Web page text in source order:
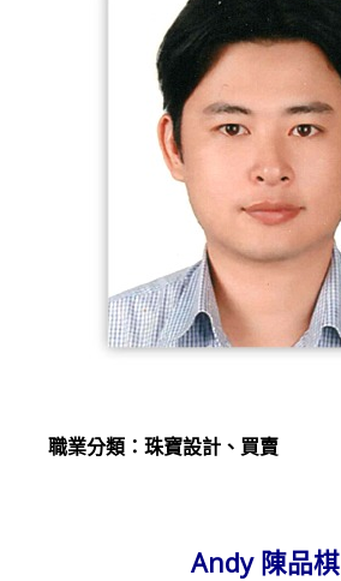
職業分類：珠寶設計、買賣
Andy 陳品棋